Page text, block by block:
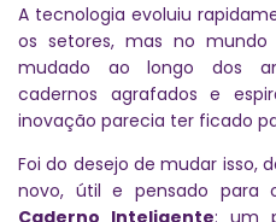
A tecnologia evoluiu
os setores, mas no
mudado ao longo dos
cadernos agrafados e
inovação parecia ter ficado
Foi do desejo de mudar isso,
novo, útil e pensado
Caderno Inteligente: um